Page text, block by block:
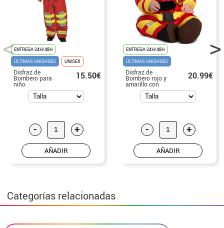
ENTREGA 24H/48H
ÚLTIMAS UNIDADES
UNISEX
Disfraz de
Bombero para
niño
15.50€
- +
AÑADIR
ENTREGA 24H/48H
ÚLTIMAS UNIDADES
Disfraz de
Bombero rojo y
amarillo con
casco para bebé
20.99€
- +
AÑADIR
Categorías relacionadas